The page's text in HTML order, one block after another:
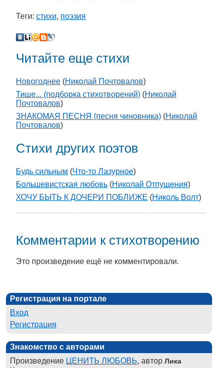
Теги: стихи, поэзия
Читайте еще стихи
Новогоднее (Николай Почтовалов)
Тише... (подборка стихотворений) (Николай
Почтовалов)
ЗНАКОМАЯ ПЕСНЯ (песня чиновника) (Николай
Почтовалов)
Стихи других поэтов
Будь сильным (Что-то Лазурное)
Большевистская любовь (Николай Отпущения)
ХОЧУ БЫТЬ К ДОЧЕРИ ПОБЛИЖЕ (Николь Волт)
Комментарии к стихотворению
Это произведение ещё не комментировали.
Регистрация на портале
Вход
Регистрация
Знакомство с авторами
Произведение ЦЕНИТЬ ЛЮБОВЬ, автор Лика